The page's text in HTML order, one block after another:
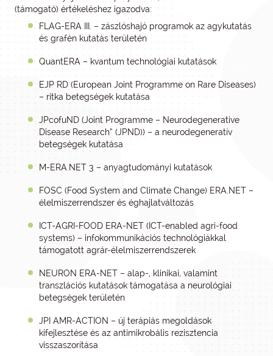
(támogató) értékeléshez igazodva:
FLAG-ERA III. – zászlóshajó programok az agykutatás
és grafén kutatás területén
QuantERA – kvantum technológiai kutatások
EJP RD (European Joint Programme on Rare Diseases)
– ritka betegségek kutatása
JPcofuND (Joint Programme – Neurodegenerative
Disease Research” (JPND)) – a neurodegeneratív
betegségek kutatása
M-ERA.NET 3 – anyagtudományi kutatások
FOSC (Food System and Climate Change) ERA.NET –
élelmiszerrendszer és éghajlatváltozás
ICT-AGRI-FOOD ERA-NET (ICT-enabled agri-food
systems) – infokommunikációs technológiákkal
támogatott agrár-élelmiszerrendszerek
NEURON ERA-NET – alap-, klinikai, valamint
transzlációs kutatások támogatása a neurológiai
betegségek területén
JPI AMR-ACTION – új terápiás megoldások
kifejlesztése és az antimikrobális rezisztencia
visszaszorítása